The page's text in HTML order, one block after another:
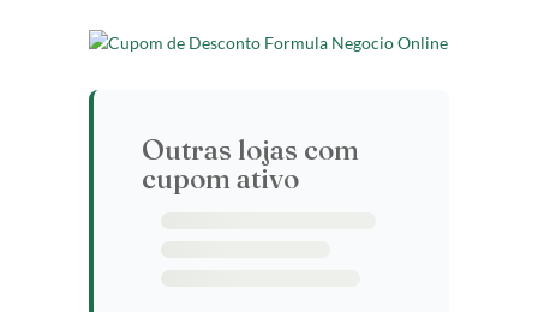
Outras lojas com
cupom ativo